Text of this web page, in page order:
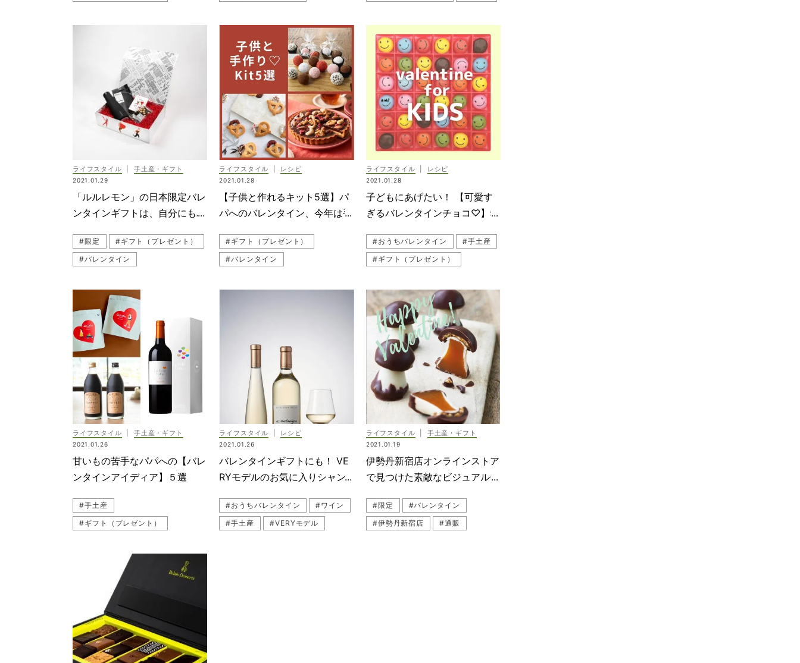
#ギフト（プレゼント）
ライフスタイル 手土産・ギフト
2021.01.29
「ルルレモン」の日本限定バレ
ンタインギフトは、自分にもパ
#限定
#ギフト（プレゼント）
#バレンタイン
#おうちバレンタイン
#パパ向けギフト
ライフスタイル レシピ
2021.01.28
【子供と作れるキット5選】パ
パへのバレンタイン、今年は手
#ギフト（プレゼント）
#バレンタイン
ライフスタイル レシピ
2021.01.28
子どもにあげたい！ 【可愛す
ぎるバレンタインチョコ♡】5
#おうちバレンタイン
#手土産
#ギフト（プレゼント）
ライフスタイル 手土産・ギフト
2021.01.26
甘いもの苦手なパパへの【バレ
ンタインアイディア】５選
#手土産
#ギフト（プレゼント）
#おうちバレンタイン
#パパ向けギフト
#紅茶
ライフスタイル レシピ
2021.01.26
バレンタインギフトにも！ VE
RYモデルのお気に入りシャン
#おうちバレンタイン
#ワイン
#手土産
#VERYモデル
ライフスタイル 手土産・ギフト
2021.01.19
伊勢丹新宿店オンラインストア
で見つけた素敵なビジュアルチ
#限定
#バレンタイン
#伊勢丹新宿店
#通販